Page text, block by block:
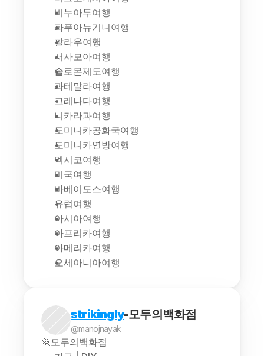
비누아투여행
파푸아뉴기니여행
팔라우여행
서사모아여행
솔로몬제도여행
과테말라여행
그레나다여행
니카라과여행
도미니카공화국여행
도미니카연방여행
멕시코여행
미국여행
바베이도스여행
유럽여행
아시아여행
아프리카여행
아메리카여행
오세아니아여행
strikingly-모두의백화점
@manojnayak
🚀모두의백화점